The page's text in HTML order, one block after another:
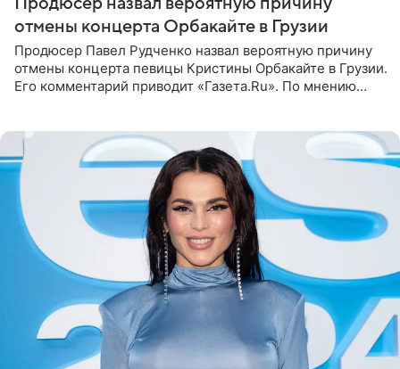
отмены концерта Орбакайте в Грузии
Продюсер Павел Рудченко назвал вероятную причину
отмены концерта певицы Кристины Орбакайте в Грузии.
Его комментарий приводит «Газета.Ru». По мнению